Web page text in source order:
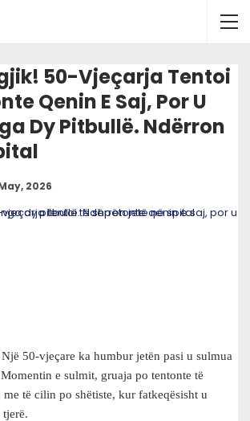
50-Vjeçarja Tentoi
Qenin E Saj, Por U
Dy Pitbullë. Ndërron
2026
50-vjeçare ka humbur jetën pasi u sulmua
e sulmit, gruaja po tentonte të
të cilin po shëtiste, kur fatkeqësisht u
tjerë.